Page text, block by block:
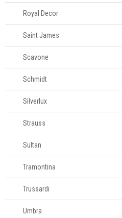
Royal Decor
Saint James
Scavone
Schmidt
Silverlux
Strauss
Sultan
Tramontina
Trussardi
Umbra